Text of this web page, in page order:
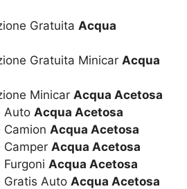
Gratuita Acqua
Gratuita Minicar Acqua
Minicar Acqua Acetosa
Auto Acqua Acetosa
Camion Acqua Acetosa
Camper Acqua Acetosa
Furgoni Acqua Acetosa
Gratis Auto Acqua Acetosa